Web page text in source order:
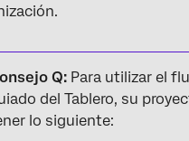
Q: Para utilizar el
del Tablero, su
lo siguiente: